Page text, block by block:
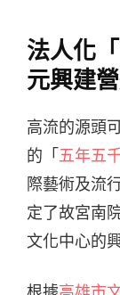
法人化
元興建
高流的源頭
的「 五年五
際藝術及流
定了故宮南
文化中心的